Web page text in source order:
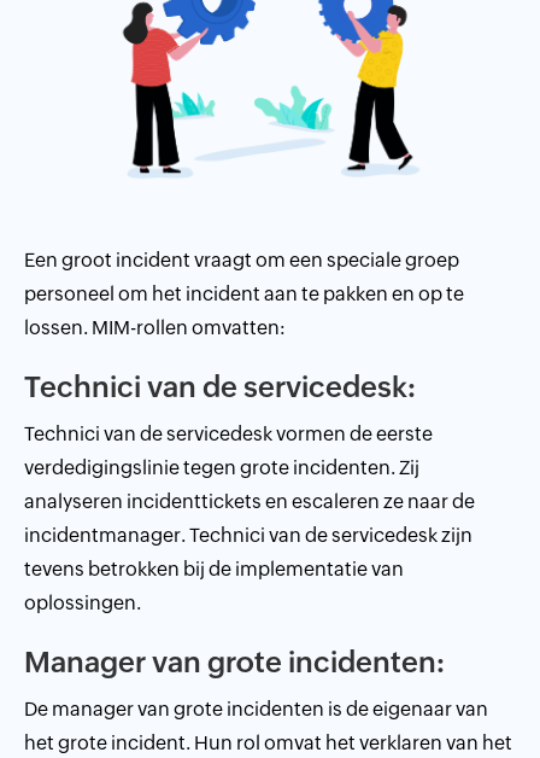
Een groot incident vraagt om een speciale groep
personeel om het incident aan te pakken en op te
lossen. MIM-rollen omvatten:
Technici van de servicedesk:
Technici van de servicedesk vormen de eerste
verdedigingslinie tegen grote incidenten. Zij
analyseren incidenttickets en escaleren ze naar de
incidentmanager. Technici van de servicedesk zijn
tevens betrokken bij de implementatie van
oplossingen.
Manager van grote incidenten:
De manager van grote incidenten is de eigenaar van
het grote incident. Hun rol omvat het verklaren van het